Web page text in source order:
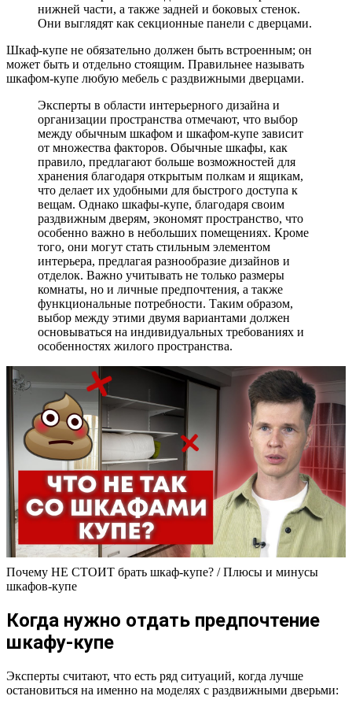
нижней части, а также задней и боковых стенок.
Они выглядят как секционные панели с дверцами.
Шкаф-купе не обязательно должен быть встроенным; он
может быть и отдельно стоящим. Правильнее называть
шкафом-купе любую мебель с раздвижными дверцами.
Эксперты в области интерьерного дизайна и
организации пространства отмечают, что выбор
между обычным шкафом и шкафом-купе зависит
от множества факторов. Обычные шкафы, как
правило, предлагают больше возможностей для
хранения благодаря открытым полкам и ящикам,
что делает их удобными для быстрого доступа к
вещам. Однако шкафы-купе, благодаря своим
раздвижным дверям, экономят пространство, что
особенно важно в небольших помещениях. Кроме
того, они могут стать стильным элементом
интерьера, предлагая разнообразие дизайнов и
отделок. Важно учитывать не только размеры
комнаты, но и личные предпочтения, а также
функциональные потребности. Таким образом,
выбор между этими двумя вариантами должен
основываться на индивидуальных требованиях и
особенностях жилого пространства.
Почему НЕ СТОИТ брать шкаф-купе? / Плюсы и минусы
шкафов-купе
Когда нужно отдать предпочтение
шкафу-купе
Эксперты считают, что есть ряд ситуаций, когда лучше
остановиться на именно на моделях с раздвижными дверьми: